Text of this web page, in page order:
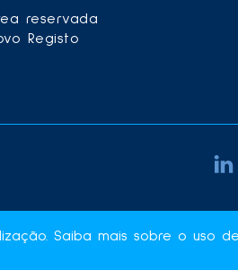
reservada
Registo
Desenvolvido por Bomsite
Saiba mais sobre o uso